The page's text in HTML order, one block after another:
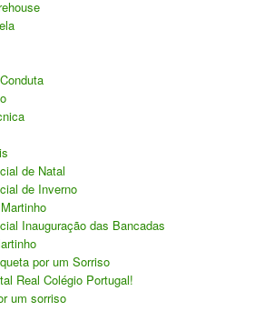
32 Paço do Lumiar - Lisboa 1600-461
Marcação de Courts
de Formulário
de Natal
de Inverno
Inauguração das Bancadas
por um Sorriso
Real Colégio Portugal!
um sorriso